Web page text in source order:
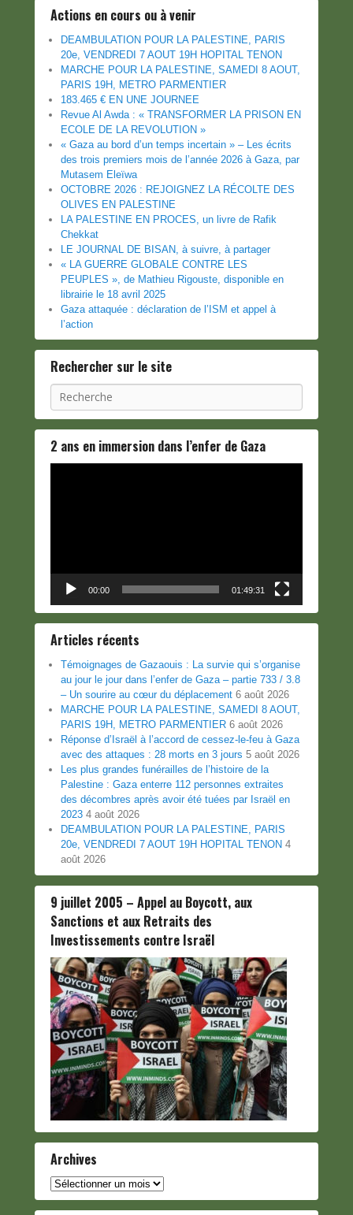
Actions en cours ou à venir
DEAMBULATION POUR LA PALESTINE, PARIS
20e, VENDREDI 7 AOUT 19H HOPITAL TENON
MARCHE POUR LA PALESTINE, SAMEDI 8 AOUT,
PARIS 19H, METRO PARMENTIER
183.465 € EN UNE JOURNEE
Revue Al Awda : « TRANSFORMER LA PRISON EN
ECOLE DE LA REVOLUTION »
« Gaza au bord d’un temps incertain » – Les écrits
des trois premiers mois de l’année 2026 à Gaza, par
Mutasem Eleïwa
OCTOBRE 2026 : REJOIGNEZ LA RÉCOLTE DES
OLIVES EN PALESTINE
LA PALESTINE EN PROCES, un livre de Rafik
Chekkat
LE JOURNAL DE BISAN, à suivre, à partager
« LA GUERRE GLOBALE CONTRE LES
PEUPLES », de Mathieu Rigouste, disponible en
librairie le 18 avril 2025
Gaza attaquée : déclaration de l’ISM et appel à
l’action
Rechercher sur le site
Recherche
2 ans en immersion dans l’enfer de Gaza
00:00 01:49:31
Articles récents
Témoignages de Gazaouis : La survie qui s’organise
au jour le jour dans l’enfer de Gaza – partie 733 / 3.8
– Un sourire au cœur du déplacement 6 août 2026
MARCHE POUR LA PALESTINE, SAMEDI 8 AOUT,
PARIS 19H, METRO PARMENTIER 6 août 2026
Réponse d’Israël à l’accord de cessez-le-feu à Gaza
avec des attaques : 28 morts en 3 jours 5 août 2026
Les plus grandes funérailles de l’histoire de la
Palestine : Gaza enterre 112 personnes extraites
des décombres après avoir été tuées par Israël en
2023 4 août 2026
DEAMBULATION POUR LA PALESTINE, PARIS
20e, VENDREDI 7 AOUT 19H HOPITAL TENON 4
août 2026
9 juillet 2005 – Appel au Boycott, aux
Sanctions et aux Retraits des
Investissements contre Israël
Archives
Archives